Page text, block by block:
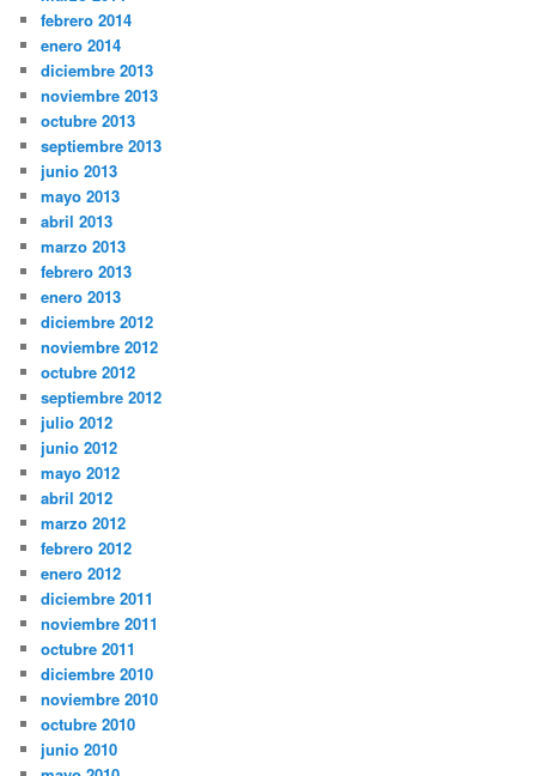
febrero 2014
enero 2014
diciembre 2013
noviembre 2013
octubre 2013
septiembre 2013
junio 2013
mayo 2013
abril 2013
marzo 2013
febrero 2013
enero 2013
diciembre 2012
noviembre 2012
octubre 2012
septiembre 2012
julio 2012
junio 2012
mayo 2012
abril 2012
marzo 2012
febrero 2012
enero 2012
diciembre 2011
noviembre 2011
octubre 2011
diciembre 2010
noviembre 2010
octubre 2010
junio 2010